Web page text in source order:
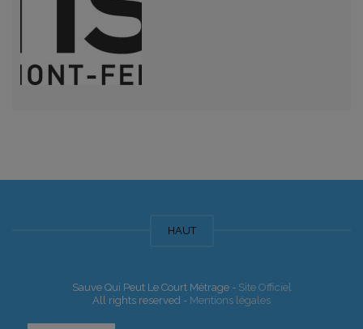
HAUT
Sauve Qui Peut Le Court Métrage - Site Officiel
All rights reserved - Mentions légales